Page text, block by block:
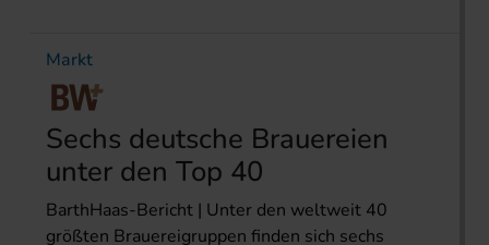
Markt
Sechs deutsche Brauereien
unter den Top 40
BarthHaas-Bericht | Unter den weltweit 40
größten Brauereigruppen finden sich sechs